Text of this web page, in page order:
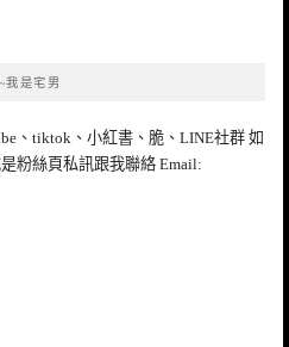
我是宅男
、tiktok、小紅書、脆、LINE社群 如
粉絲頁私訊跟我聯絡 Email: